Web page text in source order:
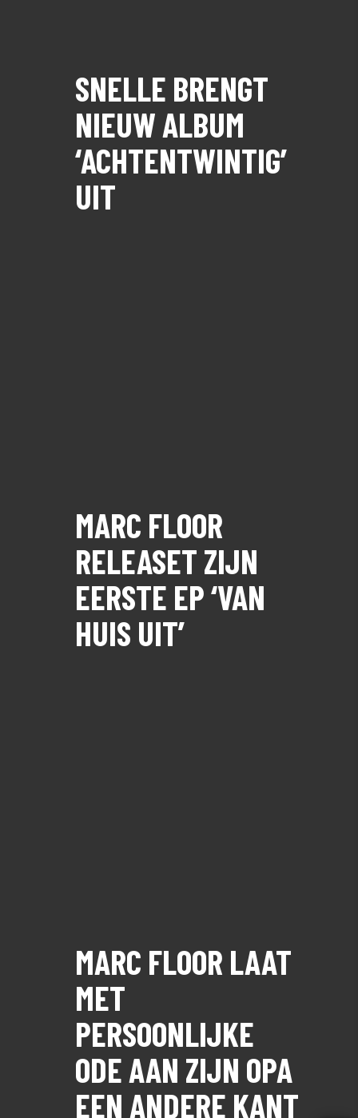
SNELLE BRENGT
NIEUW ALBUM
‘ACHTENTWINTIG’
UIT
MARC FLOOR
RELEASET ZIJN
EERSTE EP ‘VAN
HUIS UIT’
MARC FLOOR LAAT
MET
PERSOONLIJKE
ODE AAN ZIJN OPA
EEN ANDERE KANT